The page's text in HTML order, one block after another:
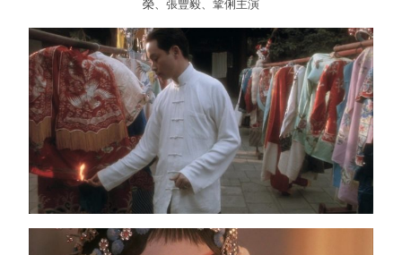
榮、張豐毅、鞏俐主演